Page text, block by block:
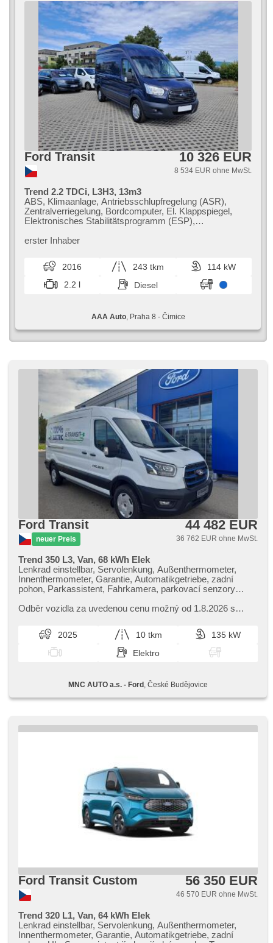
Ford Transit 10 326 EUR
8 534 EUR ohne MwSt.
Trend 2.2 TDCi, L3H3, 13m3
ABS, Klimaanlage, Antriebsschlupfregelung (ASR),
Zentralverriegelung, Bordcomputer, El. Klappspiegel,
Elektronisches Stabilitätsprogramm (ESP),
Scheibenwischersensor, Reifendrucksensor, USB, 6x
Handgetriebe
erster Inhaber
2016 243 tkm
114 kW
2.2 l
Diesel
AAA Auto, Praha 8 - Čimice
Ford Transit
neuer Preis
44 482 EUR
36 762 EUR ohne MwSt.
Trend 350 L3, Van, 68 kWh Elek
Lenkrad einstellbar, Servolenkung, Außenthermometer,
Innenthermometer, Garantie, Automatikgetriebe, zadní
pohon, Parkassistent, Fahrkamera, parkovací senzory
Vorderlichter LED, Autoradio, USB, Bluetooth, digitální
Klimaautomatik, täglich Leuchten, Lichtsensor, automatické
přepínání dálkových světel, Zentralverriegelung,
Zentralverriegelung mit Funkfernbedienung, ABS,
Elektronisches Stabilitätsprogramm (ESP), Notbremsung
Frontscheibe, El. Seitenscheiben, Getönte Scheiben, El.
Spiegel, beheizte Spiegel, Reifendrucksensor,
Odběr vozidla za uvedenou cenu možný od 1.8.2026 s
DEMO vozidlo,​ aktuální sta...
2025 10 tkm
135 kW
Elektro
MNC AUTO a.s. - Ford , České Budějovice
Ford Transit Custom 56 350 EUR
46 570 EUR ohne MwSt.
Trend 320 L1, Van, 64 kWh Elek
Lenkrad einstellbar, Servolenkung, Außenthermometer,
Innenthermometer, Garantie, Automatikgetriebe, zadní